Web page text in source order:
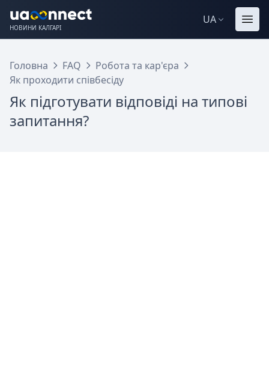
НОВИНИ КАЛГАРІ
UA
Головна FAQ
Робота та кар'єра
Як проходити співбесіду
Як підготувати відповіді на типові
запитання?